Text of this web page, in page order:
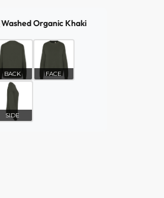
Washed Organic Khaki
BACK FACE
SIDE